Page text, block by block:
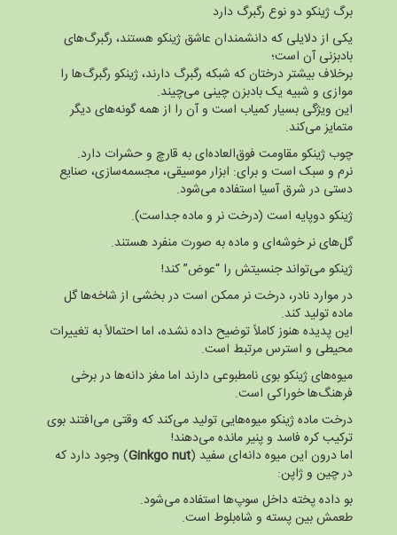
برگ ژینکو دو نوع رگبرگ دارد
یکی از دلایلی که دانشمندان عاشق ژینکو هستند، رگبرگ‌های
بادبزنی آن است؛
برخلاف بیشتر درختان که شبکه رگبرگ دارند، ژینکو رگبرگ‌ها را
موازی و شبیه یک بادبزن چینی می‌چیند.
این ویژگی بسیار کمیاب است و آن را از همه گونه‌های دیگر
متمایز می‌کند.
چوب ژینکو مقاومت فوق‌العاده‌ای به قارچ و حشرات دارد.
نرم و سبک است و برای: ابزار موسیقی، مجسمه‌سازی، صنایع
دستی در شرق آسیا استفاده می‌شود.
ژینکو دوپایه است (درخت نر و ماده جداست).
گل‌های نر خوشه‌ای و ماده به صورت منفرد هستند.
ژینکو می‌تواند جنسیتش را “عوض” کند!
در موارد نادر، درخت نر ممکن است در بخشی از شاخه‌ها گل
ماده تولید کند.
این پدیده هنوز کاملاً توضیح داده نشده، اما احتمالاً به تغییرات
محیطی و استرس مرتبط است.
میوه‌های ژینکو بوی نامطبوعی دارند اما مغز دانه‌ها در برخی
فرهنگ‌ها خوراکی است.
درخت ماده ژینکو میوه‌هایی تولید می‌کند که وقتی می‌افتند بوی
ترکیب کره فاسد و پنیر مانده می‌دهند!
اما درون این میوه دانه‌ای سفید (Ginkgo nut) وجود دارد که
در چین و ژاپن:
بو داده پخته داخل سوپ‌ها استفاده می‌شود.
طعمش بین پسته و شاه‌بلوط است.